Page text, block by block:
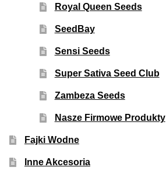
Royal Queen Seeds
SeedBay
Sensi Seeds
Super Sativa Seed Club
Zambeza Seeds
Nasze Firmowe Produkty
Fajki Wodne
Inne Akcesoria